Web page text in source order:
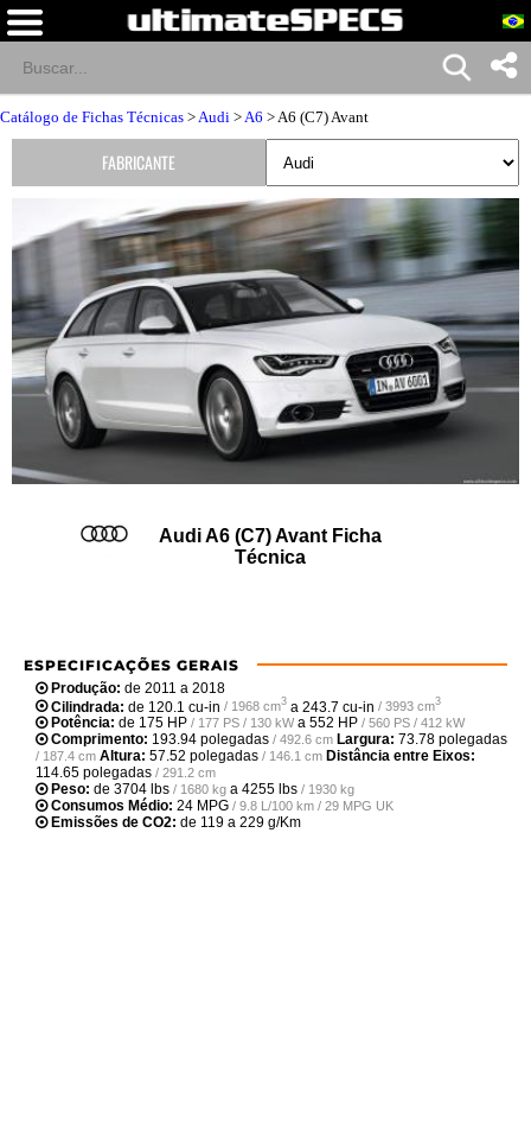
Catálogo de Fichas Técnicas >Audi >A6 > A6 (C7) Avant
Audi A6 (C7) Avant Ficha
Técnica
ESPECIFICAÇÕES GERAIS
Produção: de 2011 a 2018
Cilindrada: de 120.1 cu-in / 1968 cm3 a 243.7 cu-in / 3993 cm3
Potência: de 175 HP / 177 PS / 130 kWa 552 HP / 560 PS / 412 kW
Comprimento: 193.94 polegadas / 492.6 cm Largura: 73.78 polegadas
/ 187.4 cm Altura: 57.52 polegadas / 146.1 cm Distância entre Eixos:
114.65 polegadas / 291.2 cm
Peso: de 3704 lbs / 1680 kg a 4255 lbs / 1930 kg
Consumos Médio: 24 MPG / 9.8 L/100 km / 29 MPG UK
Emissões de CO2: de 119 a 229 g/Km
FABRICANTE